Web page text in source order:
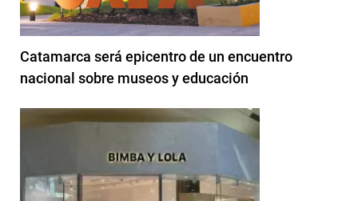
Catamarca será epicentro de un encuentro
nacional sobre museos y educación